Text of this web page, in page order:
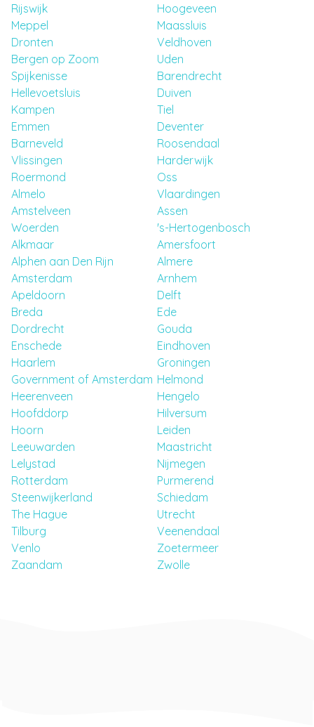
Rijswijk
Hoogeveen
Meppel
Maassluis
Dronten
Veldhoven
Bergen op Zoom
Uden
Spijkenisse
Barendrecht
Hellevoetsluis
Duiven
Kampen
Tiel
Emmen
Deventer
Barneveld
Roosendaal
Vlissingen
Harderwijk
Roermond
Oss
Almelo
Vlaardingen
Amstelveen
Assen
Woerden
's-Hertogenbosch
Alkmaar
Amersfoort
Alphen aan Den Rijn
Almere
Amsterdam
Arnhem
Apeldoorn
Delft
Breda
Ede
Dordrecht
Gouda
Enschede
Eindhoven
Haarlem
Groningen
Government of Amsterdam Helmond
Heerenveen
Hengelo
Hoofddorp
Hilversum
Hoorn
Leiden
Leeuwarden
Maastricht
Lelystad
Nijmegen
Rotterdam
Purmerend
Steenwijkerland
Schiedam
The Hague
Utrecht
Tilburg
Veenendaal
Venlo
Zoetermeer
Zaandam
Zwolle